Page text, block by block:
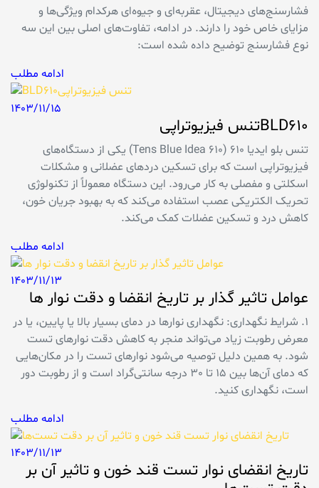
فشارسنج‌های دیجیتال، عقربه‌ای و جیوه‌ای هرکدام ویژگی‌ها و
مزایای خاص خود را دارند. در ادامه، تفاوت‌های اصلی بین این سه
نوع فشارسنج توضیح داده شده است:
1403/11/15
BLD610تنس فیزیوتراپی
تنس بلو ایدیا ۶۱۰ (Tens Blue Idea 610) یکی از دستگاه‌های
فیزیوتراپی است که برای تسکین دردهای عضلانی و مشکلات
اسکلتی و مفصلی به کار می‌رود. این دستگاه معمولاً از تکنولوژی
تحریک الکتریکی عصب استفاده می‌کند که به بهبود جریان خون،
کاهش درد و تسکین عضلات کمک می‌کند.
1403/11/13
عوامل تاثیر گذار بر تاریخ انقضا و دقت نوار ها
1. شرایط نگهداری: نگهداری نوارها در دمای بسیار بالا یا پایین، یا در
معرض رطوبت زیاد می‌تواند منجر به کاهش دقت نوارهای تست
شود. به همین دلیل توصیه می‌شود نوارهای تست را در مکان‌هایی
که دمای آن‌ها بین 15 تا 30 درجه سانتی‌گراد است و از رطوبت دور
است، نگهداری کنید.
1403/11/13
تاریخ انقضای نوار تست قند خون و تاثیر آن بر